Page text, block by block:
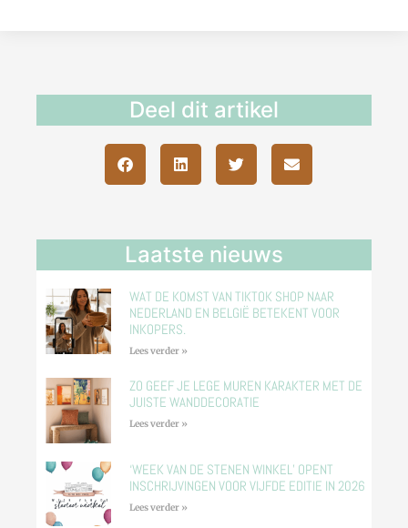
Deel dit artikel
Laatste nieuws
WAT DE KOMST VAN TIKTOK SHOP NAAR
NEDERLAND EN BELGIË BETEKENT VOOR
INKOPERS.
Lees verder »
ZO GEEF JE LEGE MUREN KARAKTER MET DE
JUISTE WANDDECORATIE
Lees verder »
‘WEEK VAN DE STENEN WINKEL’ OPENT
INSCHRIJVINGEN VOOR VIJFDE EDITIE IN 2026
Lees verder »